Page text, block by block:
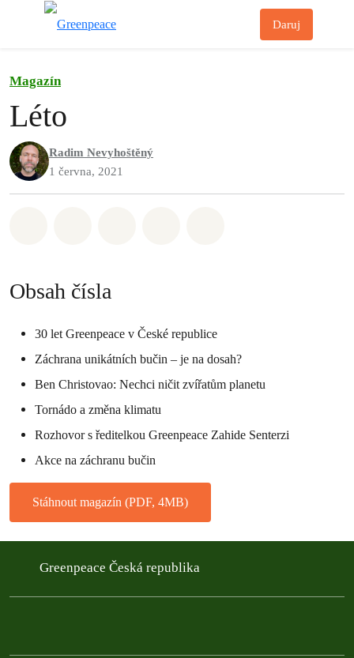
Daruj
Magazín
Léto
Radim Nevyhoštěný
1 června, 2021
Obsah čísla
30 let Greenpeace v České republice
Záchrana unikátních bučin – je na dosah?
Ben Christovao: Nechci ničit zvířatům planetu
Tornádo a změna klimatu
Rozhovor s ředitelkou Greenpeace Zahide Senterzi
Akce na záchranu bučin
Stáhnout magazín (PDF, 4MB)
Greenpeace Česká republika